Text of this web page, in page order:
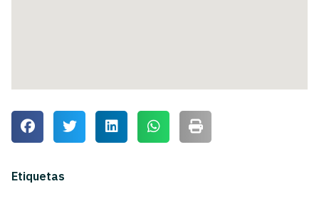
Etiquetas